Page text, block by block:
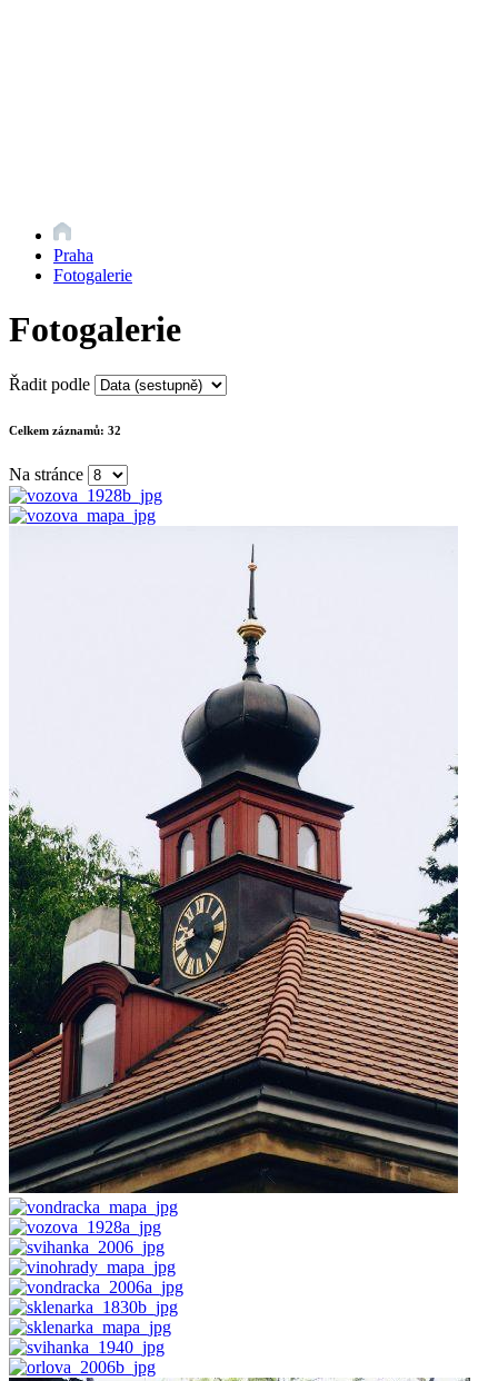
Praha
Fotogalerie
Fotogalerie
Řadit podle
Celkem záznamů: 32
Na stránce